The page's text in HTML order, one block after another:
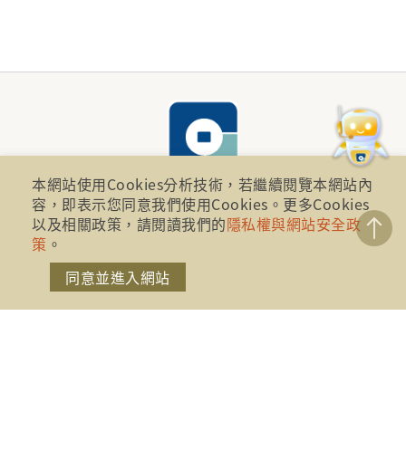
財團法人金融消費評議中心 著作權所有
地址：10041台北市忠孝西路一段四號17樓(崇聖大樓)
本網站使用Cookies分析技術，若繼續閱覽本網站內
容，即表示您同意我們使用Cookies。更多Cookies
以及相關政策，請閱讀我們的隱私權與網站安全政
策 。
同意並進入網站